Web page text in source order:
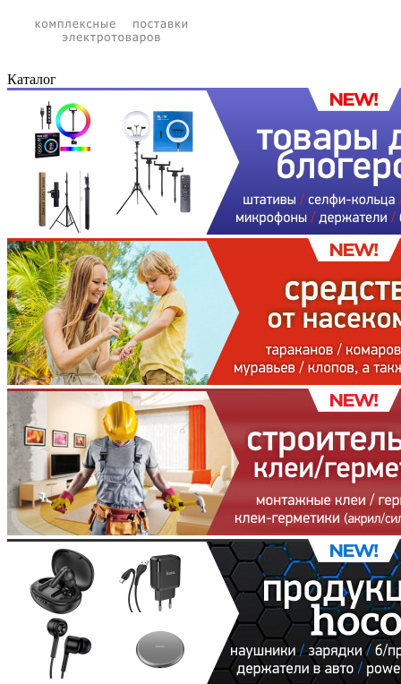
Каталог